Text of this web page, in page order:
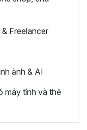
Freelancer
ảnh & AI
máy tính và thẻ